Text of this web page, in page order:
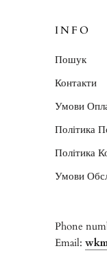
INFO
Пошук
Контакти
Умови
Політика
Політика
Умови
Phone
Email: